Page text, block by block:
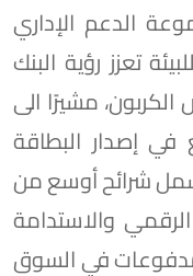
الدعم الإداري
تعزز رؤية البنك
مشيرًا الى
إصدار البطاقة
شرائح أوسع من
والاستدامة
في السوق